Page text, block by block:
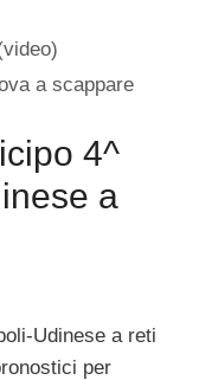
a scappare
4^
a
Udinese a reti
per